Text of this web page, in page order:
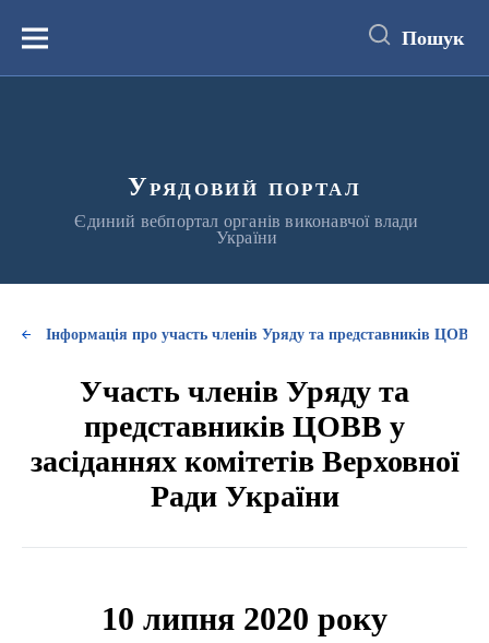
вмістуМеню Пошук
Урядовий портал
Єдиний вебпортал органів виконавчої влади
України
Інформація про участь членів Уряду та представників ЦОВВ
Участь членів Уряду та
представників ЦОВВ у
засіданнях комітетів Верховної
Ради України
10 липня 2020 року